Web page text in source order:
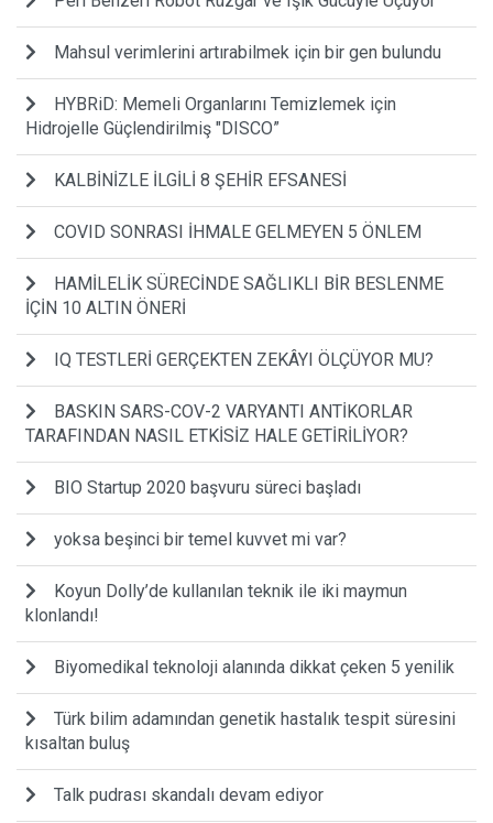
Mahsul verimlerini artırabilmek için bir gen bulundu
HYBRiD: Memeli Organlarını Temizlemek için
Hidrojelle Güçlendirilmiş "DISCO”
KALBİNİZLE İLGİLİ 8 ŞEHİR EFSANESİ
COVID SONRASI İHMALE GELMEYEN 5 ÖNLEM
HAMİLELİK SÜRECİNDE SAĞLIKLI BİR BESLENME
İÇİN 10 ALTIN ÖNERİ
IQ TESTLERİ GERÇEKTEN ZEKÂYI ÖLÇÜYOR MU?
BASKIN SARS-COV-2 VARYANTI ANTİKORLAR
TARAFINDAN NASIL ETKİSİZ HALE GETİRİLİYOR?
BIO Startup 2020 başvuru süreci başladı
yoksa beşinci bir temel kuvvet mi var?
Koyun Dolly’de kullanılan teknik ile iki maymun
klonlandı!
Biyomedikal teknoloji alanında dikkat çeken 5 yenilik
Türk bilim adamından genetik hastalık tespit süresini
kısaltan buluş
Talk pudrası skandalı devam ediyor